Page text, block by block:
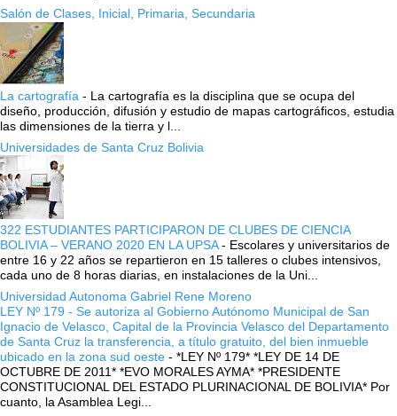
Salón de Clases, Inicial, Primaria, Secundaria
La cartografía - La cartografía es la disciplina que se ocupa del
diseño, producción, difusión y estudio de mapas cartográficos, estudia
las dimensiones de la tierra y l...
Universidades de Santa Cruz Bolivia
322 ESTUDIANTES PARTICIPARON DE CLUBES DE CIENCIA
BOLIVIA – VERANO 2020 EN LA UPSA- Escolares y universitarios de
entre 16 y 22 años se repartieron en 15 talleres o clubes intensivos,
cada uno de 8 horas diarias, en instalaciones de la Uni...
Universidad Autonoma Gabriel Rene Moreno
LEY Nº 179 - Se autoriza al Gobierno Autónomo Municipal de San
Ignacio de Velasco, Capital de la Provincia Velasco del Departamento
de Santa Cruz la transferencia, a título gratuito, del bien inmueble
ubicado en la zona sud oeste - *LEY Nº 179* *LEY DE 14 DE
OCTUBRE DE 2011* *EVO MORALES AYMA* *PRESIDENTE
CONSTITUCIONAL DEL ESTADO PLURINACIONAL DE BOLIVIA* Por
cuanto, la Asamblea Legi...